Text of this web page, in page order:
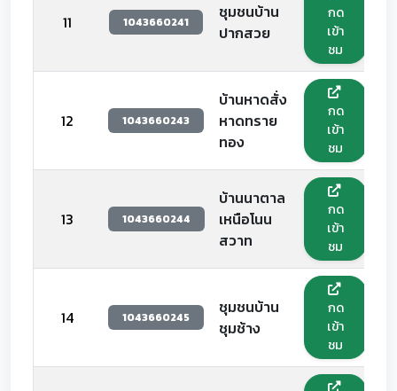
11 1043660241
ชุมชนบ้าน
ปากสวย
กด
เข้า
ชม
12 1043660243
บ้านหาดสั่ง
หาดทราย
ทอง
กด
เข้า
ชม
13 1043660244
บ้านนาตาล
เหนือโนน
สวาท
กด
เข้า
ชม
14 1043660245
ชุมชนบ้าน
ชุมช้าง
กด
เข้า
ชม